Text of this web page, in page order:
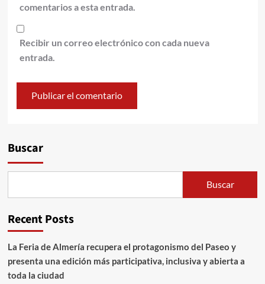
comentarios a esta entrada.
Recibir un correo electrónico con cada nueva
entrada.
Buscar
Buscar
Recent Posts
La Feria de Almería recupera el protagonismo del Paseo y
presenta una edición más participativa, inclusiva y abierta a
toda la ciudad